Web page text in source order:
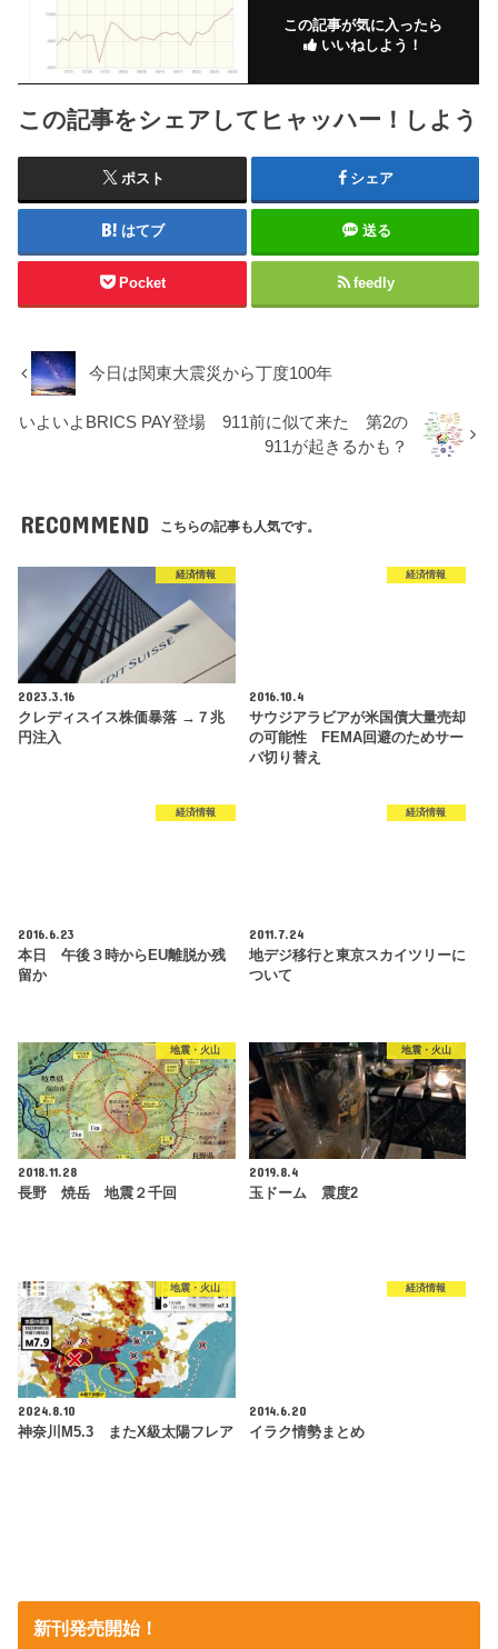
この記事が気に入ったら
いいねしよう！
この記事をシェアしてヒャッハー！しよう
ポスト シェア
はてブ 送る
Pocket feedly
今日は関東大震災から丁度100年
いよいよBRICS PAY登場 911前に似て来た 第2の
911が起きるかも？
RECOMMEND こちらの記事も人気です。
経済情報
2023.3.16
クレディスイス株価暴落 →７兆
円注入
経済情報
2016.10.4
サウジアラビアが米国債大量売却
の可能性 FEMA回避のためサー
バ切り替え
経済情報
2016.6.23
本日 午後３時からEU離脱か残
留か
経済情報
2011.7.24
地デジ移行と東京スカイツリーに
ついて
地震・火山
2018.11.28
長野 焼岳 地震２千回
地震・火山
2019.8.4
玉ドーム 震度2
地震・火山
2024.8.10
神奈川M5.3 またX級太陽フレア
経済情報
2014.6.20
イラク情勢まとめ
新刊発売開始！